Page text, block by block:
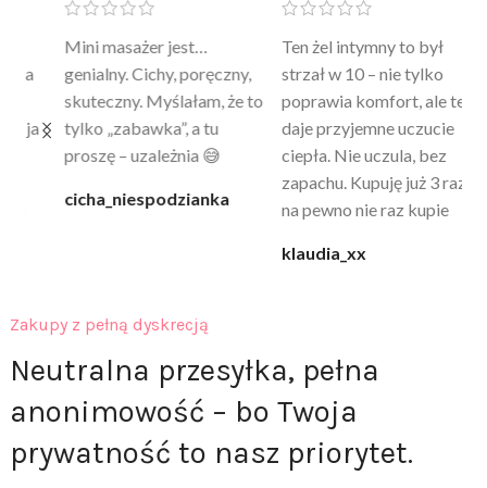
Mini masażer jest…
genialny. Cichy, poręczny,
skuteczny. Myślałam, że to
tylko „zabawka”, a tu
proszę – uzależnia 😅
cicha_niespodzianka
Ten żel intymny to był
strzał w 10 – nie tylko
poprawia komfort, ale też
daje przyjemne uczucie
ciepła. Nie uczula, bez
zapachu. Kupuję już 3 raz i
na pewno nie raz kupie
klaudia_xx
Zakupy z pełną dyskrecją
Neutralna przesyłka, pełna
anonimowość – bo Twoja
prywatność to nasz priorytet.